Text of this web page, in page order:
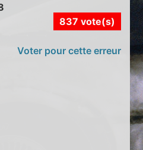
837 vote(s)
Voter pour cette erreur